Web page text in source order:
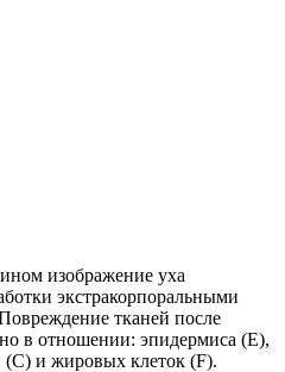
изображение уха
экстракорпоральными
тканей после
в отношении: эпидермиса (E),
и жировых клеток (F).